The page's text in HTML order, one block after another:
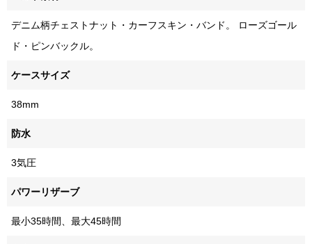
デニム柄チェストナット・カーフスキン・バンド。 ローズゴール
ド・ピンバックル。
ケースサイズ
38mm
防水
3気圧
パワーリザーブ
最小35時間、最大45時間